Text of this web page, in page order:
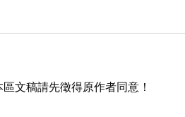
文稿請先徵得原作者同意！